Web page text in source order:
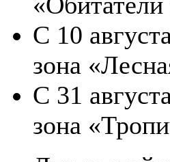
С 10
зона
С 31
зона